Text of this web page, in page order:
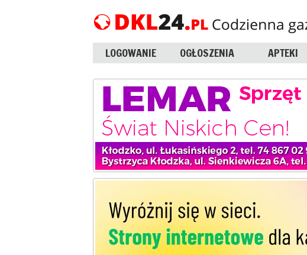
LOGOWANIE OGŁOSZENIA APTEKI